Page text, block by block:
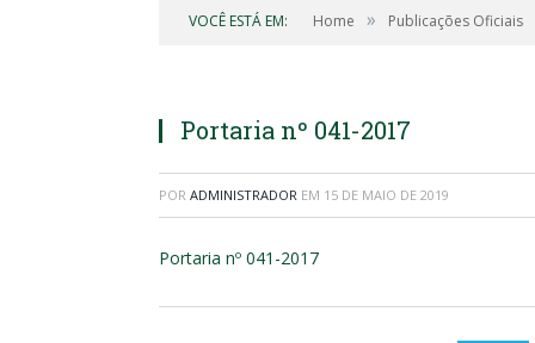
VOCÊ ESTÁ EM: Home » Publicações Oficiais
Portaria nº 041-2017
POR ADMINISTRADOR EM 15 DE MAIO DE 2019
Portaria nº 041-2017